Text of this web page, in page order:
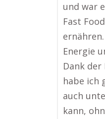
und war
Fast
Energie
Dank
habe ich
auch
kann,